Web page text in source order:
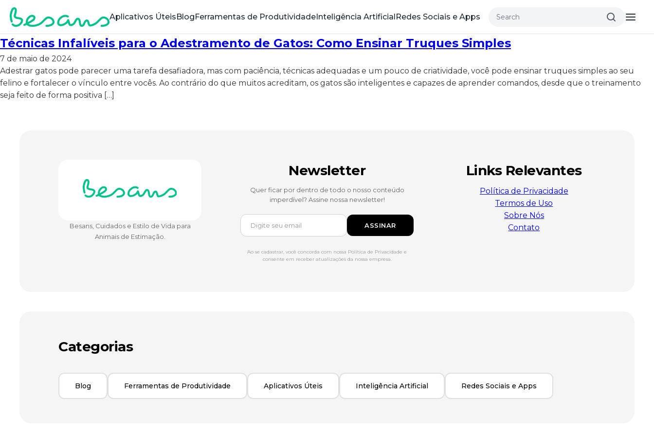
Aplicativos ÚteisBlogFerramentas de ProdutividadeInteligência ArtificialRedes Sociais e Apps
Técnicas Infalíveis para o Adestramento de Gatos: Como Ensinar Truques Simples
7 de maio de 2024
Adestrar gatos pode parecer uma tarefa desafiadora, mas com paciência, técnicas adequadas e um pouco de criatividade, você pode ensinar truques simples ao seu
felino e fortalecer o vínculo entre vocês. Ao contrário do que muitos acreditam, os gatos são inteligentes e capazes de aprender comandos, desde que o treinamento
seja feito de forma positiva […]
Besans, Cuidados e Estilo de Vida para
Animais de Estimação.
Newsletter
Quer ficar por dentro de todo o nosso conteúdo
imperdível? Assine nossa newsletter!
ASSINAR
Ao se cadastrar, você concorda com nossa Política de Privacidade e
consente em receber atualizações da nossa empresa.
Links Relevantes
Política de Privacidade
Termos de Uso
Sobre Nós
Contato
Categorias
Blog Ferramentas de Produtividade Aplicativos Úteis Inteligência Artificial Redes Sociais e Apps